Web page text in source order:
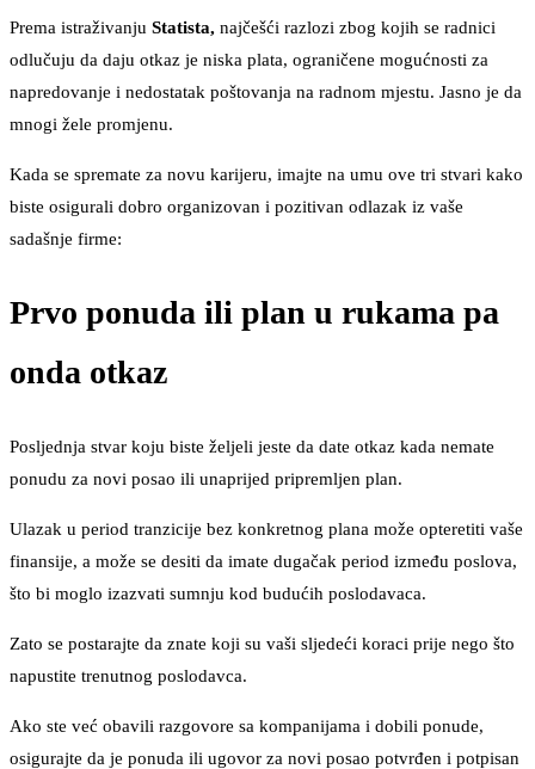
Prema istraživanju Statista, najčešći razlozi zbog kojih se radnici
odlučuju da daju otkaz je niska plata, ograničene mogućnosti za
napredovanje i nedostatak poštovanja na radnom mjestu. Jasno je da
mnogi žele promjenu.
Kada se spremate za novu karijeru, imajte na umu ove tri stvari kako
biste osigurali dobro organizovan i pozitivan odlazak iz vaše
sadašnje firme:
Prvo ponuda ili plan u rukama pa
onda otkaz
Posljednja stvar koju biste željeli jeste da date otkaz kada nemate
ponudu za novi posao ili unaprijed pripremljen plan.
Ulazak u period tranzicije bez konkretnog plana može opteretiti vaše
finansije, a može se desiti da imate dugačak period između poslova,
što bi moglo izazvati sumnju kod budućih poslodavaca.
Zato se postarajte da znate koji su vaši sljedeći koraci prije nego što
napustite trenutnog poslodavca.
Ako ste već obavili razgovore sa kompanijama i dobili ponude,
osigurajte da je ponuda ili ugovor za novi posao potvrđen i potpisan